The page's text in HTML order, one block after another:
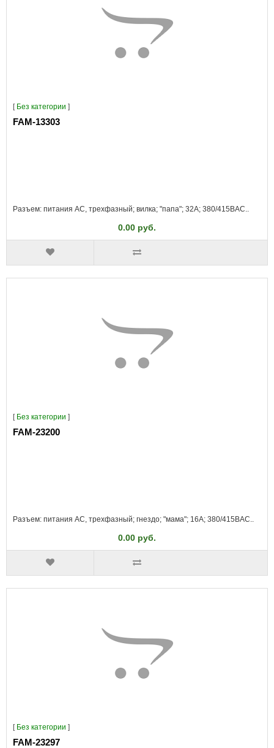
[ Без категории ]
FAM-13303
Разъем: питания AC, трехфазный; вилка; "папа"; 32А; 380/415ВAC..
0.00 руб.
[ Без категории ]
FAM-23200
Разъем: питания AC, трехфазный; гнездо; "мама"; 16А; 380/415ВAC..
0.00 руб.
[ Без категории ]
FAM-23297